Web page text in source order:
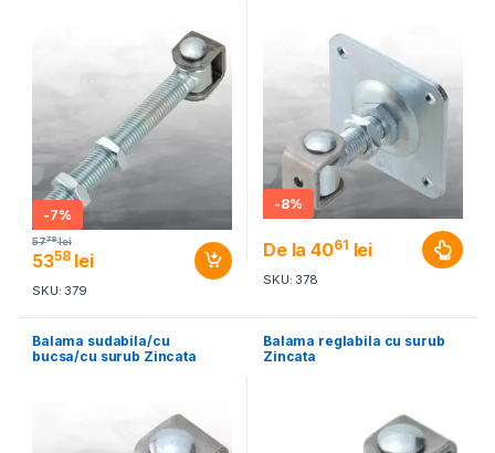
-7%
5358 lei
5778 lei
SKU: 379
-8%
De la 4061 lei
SKU: 378
Balama sudabila/cu
bucsa/cu surub Zincata
Balama reglabila cu surub
Zincata